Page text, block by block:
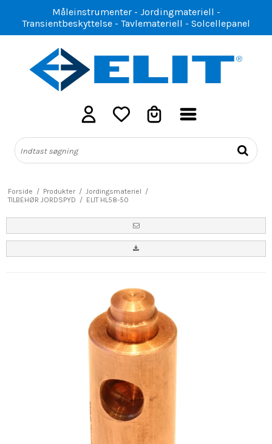
Måleinstrumenter - Jordingmateriell -
Transientbeskyttelse - Tavlemateriell - Solcellepanel
Forside / Produkter / Jordingsmateriel /
TILBEHØR JORDSPYD / ELIT HL58-50